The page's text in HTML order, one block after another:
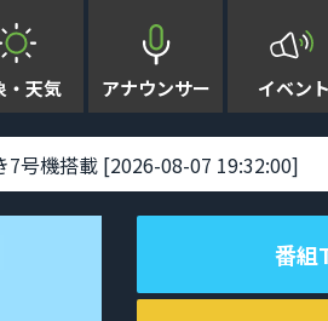
・天気 アナウンサー イベント
機搭載 [2026-08-07 19:32:00]
番組